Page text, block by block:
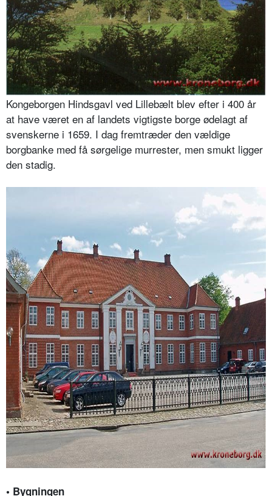
Kongeborgen Hindsgavl ved Lillebælt blev efter i 400 år
at have været en af landets vigtigste borge ødelagt af
svenskerne i 1659. I dag fremtræder den vældige
borgbanke med få sørgelige murrester, men smukt ligger
den stadig.
• Bygningen